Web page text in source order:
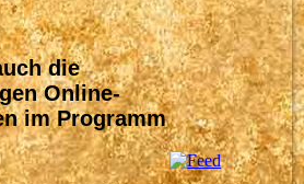
die
Online-
im Programm